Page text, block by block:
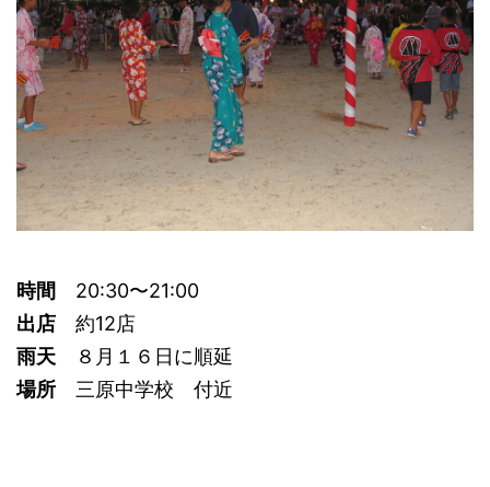
時間 20:30〜21:00
出店 約12店
雨天 ８月１６日に順延
場所 三原中学校 付近